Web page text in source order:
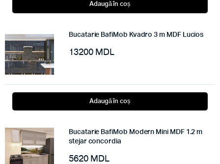
Adaugă în coș
Bucatarie BafiMob Kvadro 3 m MDF Lucios
13200 MDL
Adaugă în coș
Bucatarie BafiMob Modern Mini MDF 1.2 m
stejar concordia
5620 MDL